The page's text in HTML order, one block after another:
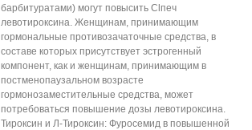
барбитуратами) могут повысить Сlпеч
левотироксина. Женщинам, принимающим
гормональные противозачаточные средства, в
составе которых присутствует эстрогенный
компонент, как и женщинам, принимающим в
постменопаузальном возрасте
гормонозаместительные средства, может
потребоваться повышение дозы левотироксина.
Тироксин и Л-Тироксин: Фуросемид в повышенной